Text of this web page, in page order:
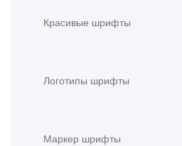
Красивые шрифты
Логотипы шрифты
Маркер шрифты